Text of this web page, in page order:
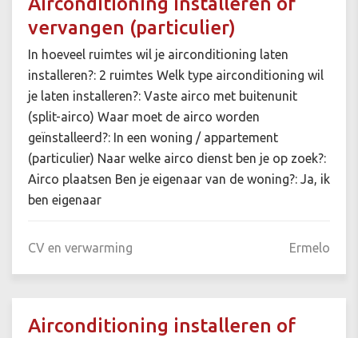
vervangen (particulier)
In hoeveel ruimtes wil je airconditioning laten
installeren?: 2 ruimtes Welk type airconditioning wil
je laten installeren?: Vaste airco met buitenunit
(split-airco) Waar moet de airco worden
geïnstalleerd?: In een woning / appartement
(particulier) Naar welke airco dienst ben je op zoek?:
Airco plaatsen Ben je eigenaar van de woning?: Ja, ik
ben eigenaar
CV en verwarming Ermelo
Airconditioning installeren of